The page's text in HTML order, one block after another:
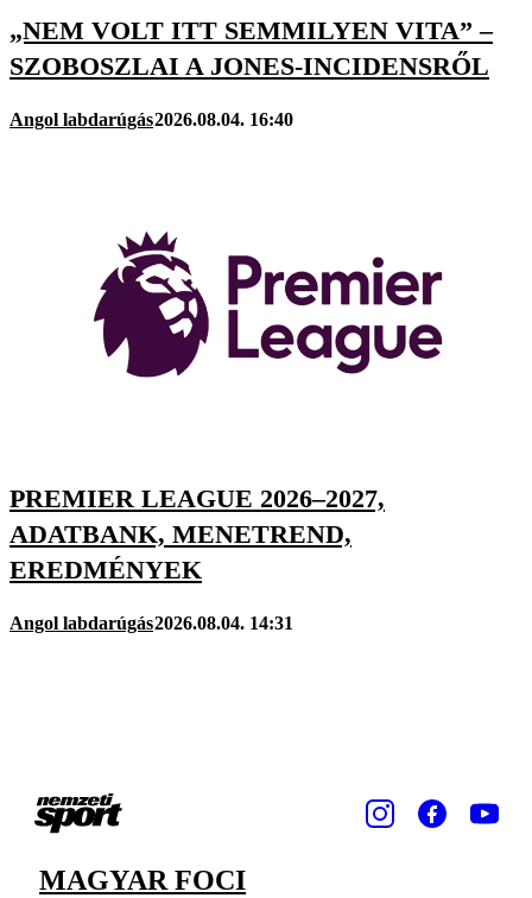
„NEM VOLT ITT SEMMILYEN VITA” –
SZOBOSZLAI A JONES-INCIDENSRŐL
Angol labdarúgás2026.08.04. 16:40
PREMIER LEAGUE 2026–2027,
ADATBANK, MENETREND,
EREDMÉNYEK
Angol labdarúgás2026.08.04. 14:31
MAGYAR FOCI